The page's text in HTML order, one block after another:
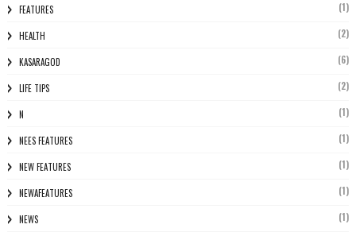
FEATURES (1)
HEALTH (2)
KASARAGOD (6)
LIFE TIPS (2)
N (1)
NEES FEATURES (1)
NEW FEATURES (1)
NEWAFEATURES (1)
NEWS (1)